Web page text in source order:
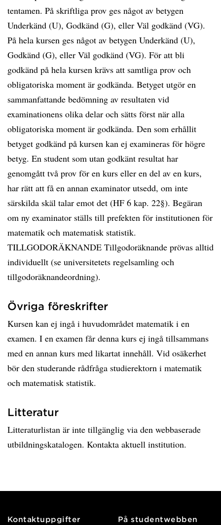
tentamen. På skriftliga prov ges något av betygen
Underkänd (U), Godkänd (G), eller Väl godkänd (VG).
På hela kursen ges något av betygen Underkänd (U),
Godkänd (G), eller Väl godkänd (VG). För att bli
godkänd på hela kursen krävs att samtliga prov och
obligatoriska moment är godkända. Betyget utgör en
sammanfattande bedömning av resultaten vid
examinationens olika delar och sätts först när alla
obligatoriska moment är godkända. Den som erhållit
betyget godkänd på kursen kan ej examineras för högre
betyg. En student som utan godkänt resultat har
genomgått två prov för en kurs eller en del av en kurs,
har rätt att få en annan examinator utsedd, om inte
särskilda skäl talar emot det (HF 6 kap. 22§). Begäran
om ny examinator ställs till prefekten för institutionen för
matematik och matematisk statistik.
TILLGODORÄKNANDE Tillgodoräknande prövas alltid
individuellt (se universitetets regelsamling och
tillgodoräknandeordning).
Övriga föreskrifter
Kursen kan ej ingå i huvudområdet matematik i en
examen. I en examen får denna kurs ej ingå tillsammans
med en annan kurs med likartat innehåll. Vid osäkerhet
bör den studerande rådfråga studierektorn i matematik
och matematisk statistik.
Litteratur
Litteraturlistan är inte tillgänglig via den webbaserade
utbildningskatalogen. Kontakta aktuell institution.
Kontaktuppgifter På studentwebben